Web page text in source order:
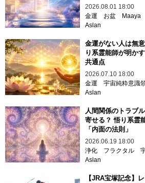
2026.08.01 18:00
金運
お盆
Maaya
Aslan
金運がない人は無
り系霊能師が明か
共通点
2026.07.10 18:00
金運 宇宙純粋意識
Aslan
人間関係のトラブ
寄せる？ 悟り系霊
「内面の法則」
2026.06.19 18:00
浄化
フラクタル
Aslan
【JRA宝塚記念】